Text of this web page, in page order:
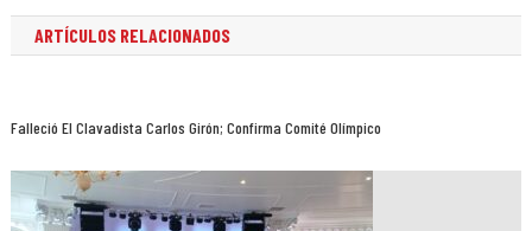
ARTÍCULOS RELACIONADOS
Falleció El Clavadista Carlos Girón; Confirma Comité Olímpico